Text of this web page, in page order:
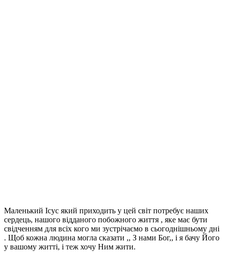
Маленький Ісус який приходить у цей світ потребує наших
сердець, нашого відданого побожного життя , яке має бути
свідченням для всіх кого ми зустрічаємо в сьогоднішньому дні
. Щоб кожна людина могла сказати ,, З нами Бог,, і я бачу Його
у вашому житті, і теж хочу Ним жити.